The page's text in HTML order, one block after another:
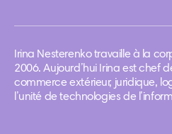
Irina Nesterenko travaille à la
2006. Aujourd’hui Irina est chef
commerce extérieur, juridique,
l’unité de technologies de